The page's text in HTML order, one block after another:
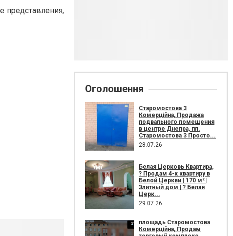
представления,
Оголошення
Старомостова 3
Комерційна, Продажа
подвального помещения
в центре Днепра, пл.
Старомостова 3 Просто...
28.07.26
Белая Церковь Квартира,
? Продам 4-к квартиру в
Белой Церкви | 170 м² |
Элитный дом | ? Белая
Церк...
29.07.26
площадь Старомостова
Комерційна, Продам